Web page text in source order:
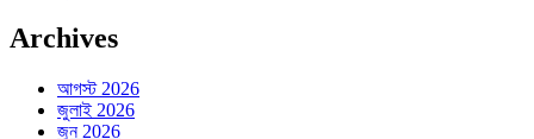
Archives
আগস্ট 2026
জুলাই 2026
জুন 2026